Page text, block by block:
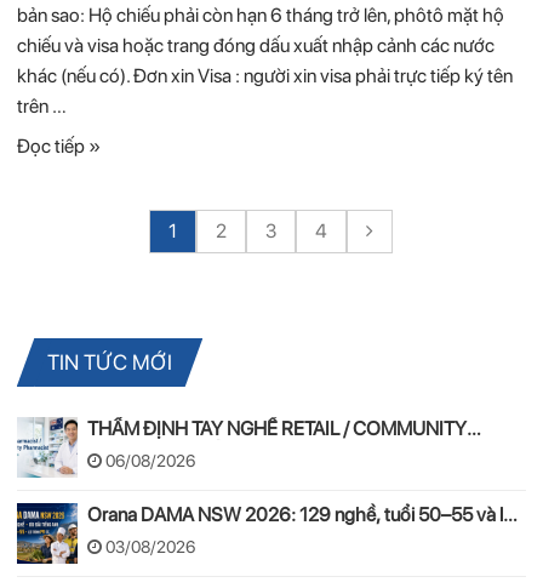
bản sao: Hộ chiếu phải còn hạn 6 tháng trở lên, phôtô mặt hộ
chiếu và visa hoặc trang đóng dấu xuất nhập cảnh các nước
khác (nếu có). Đơn xin Visa : người xin visa phải trực tiếp ký tên
trên …
Đọc tiếp »
1 2 3 4
TIN TỨC MỚI
THẨM ĐỊNH TAY NGHỀ RETAIL / COMMUNITY
PHARMACIST ÚC 2026 – APC & OPRA
06/08/2026
Orana DAMA NSW 2026: 129 nghề, tuổi 50–55 và lộ
trình PR
03/08/2026